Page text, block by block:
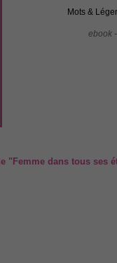
Mots &
ebook
"Femme dans tous ses